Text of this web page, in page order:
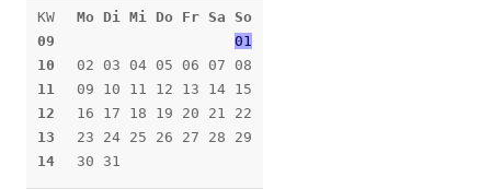
KW
09
10
11
12
13
14
Mo Di Mi Do Fr Sa So
01
02 03 04 05 06 07 08
09 10 11 12 13 14 15
16 17 18 19 20 21 22
23 24 25 26 27 28 29
30 31